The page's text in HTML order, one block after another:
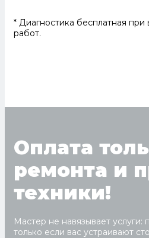
* Диагностика бесплатная
работ.
Оплата
ремонта и
техники!
Мастер не навязывает услуги:
только если вас устраивают